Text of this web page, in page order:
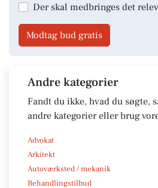
Der skal medbringes det
Modtag bud gratis
Andre kategorier
Fandt du ikke, hvad du søgte,
andre kategorier eller brug
Advokat
Arkitekt
Autoværksted / mekanik
Behandlingstilbud